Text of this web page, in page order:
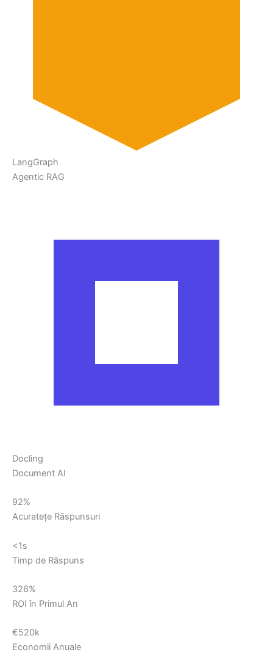
LangGraph
Agentic RAG
Docling
Document AI
92%
Acuratețe Răspunsuri
<1s
Timp de Răspuns
326%
ROI în Primul An
€520k
Economii Anuale